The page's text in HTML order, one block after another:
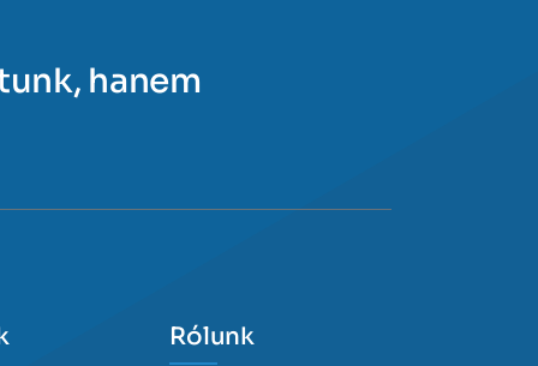
hanem
Rólunk